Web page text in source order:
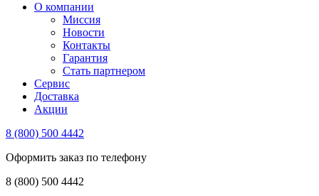
О компании
Миссия
Новости
Контакты
Гарантия
Стать партнером
Сервис
Доставка
Акции
8 (800) 500 4442
Оформить заказ по телефону
8 (800) 500 4442